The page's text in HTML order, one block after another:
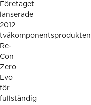
Företaget
lanserade
2012
tvåkomponentsprodukten
Re-
Con
Zero
Evo
för
fullständig